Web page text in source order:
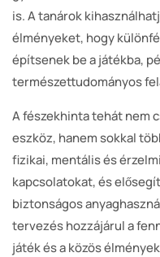
is. A tanárok
élményeket, hogy
építsenek be a játékba,
természettudományos
A fészekhinta tehát nem
eszköz, hanem sokkal
fizikai, mentális és
kapcsolatokat, és
biztonságos
tervezés hozzájárul a
játék és a közös